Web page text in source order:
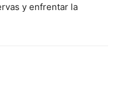
y enfrentar la